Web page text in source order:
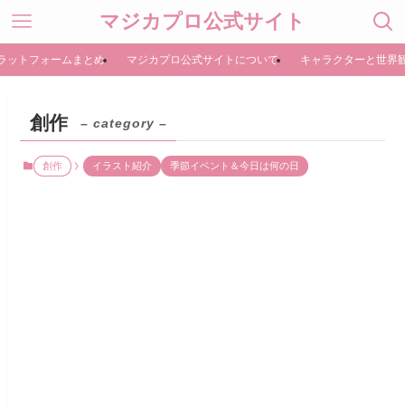
マジカプロ公式サイト
ットフォームまとめ マジカプロ公式サイトについて キャラクターと世界
創作 – category –
創作 イラスト紹介 季節イベント＆今日は何の日